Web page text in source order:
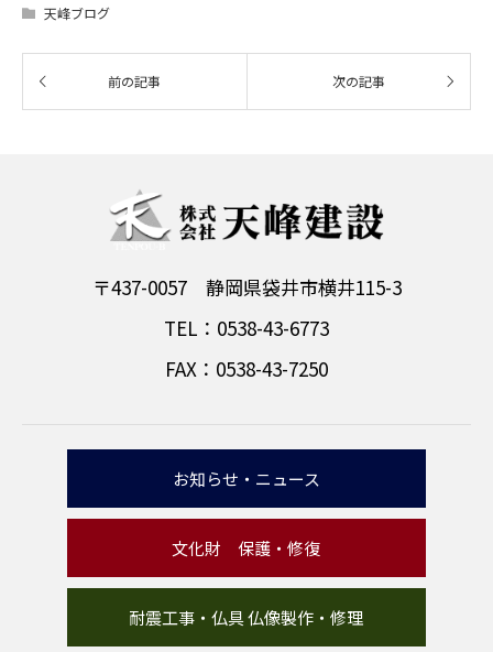
天峰ブログ
〒437-0057 静岡県袋井市横井115-3
TEL：0538-43-6773
FAX：0538-43-7250
お知らせ・ニュース
文化財 保護・修復
耐震工事・仏具 仏像製作・修理